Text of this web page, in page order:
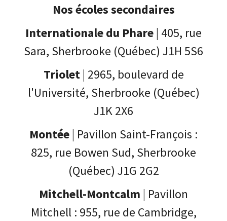
Nos écoles secondaires
Internationale du Phare| 405, rue
Sara, Sherbrooke (Québec) J1H 5S6
Triolet| 2965, boulevard de
l'Université, Sherbrooke (Québec)
J1K 2X6
Montée| Pavillon Saint-François :
825, rue Bowen Sud, Sherbrooke
(Québec) J1G 2G2
Mitchell-Montcalm | Pavillon
Mitchell : 955, rue de Cambridge,